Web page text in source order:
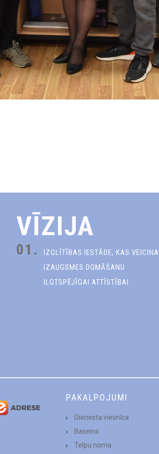
VĪZIJA
01.
IZGLĪTĪBAS IESTĀDE, KAS VEICINA
IZAUGSMES DOMĀŠANU
ILGTSPĒJĪGAI ATTĪSTĪBAI
PAKALPOJUMI
Dienesta viesnīca
Baseins
Telpu noma